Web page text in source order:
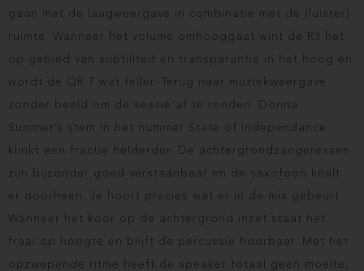
gaan met de laagweergave in combinatie met de (luister)
ruimte. Wanneer het volume omhooggaat wint de R3 het
op gebied van subtiliteit en transparantie in het hoog en
wordt de QR 7 wat feller. Terug naar muziekweergave
zonder beeld om de sessie af te ronden. Donna
Summer’s stem in het nummer State of Independance
klinkt een fractie helderder. De achtergrondzangeressen
zijn bijzonder goed verstaanbaar en de saxofoon knalt
er doorheen. Je hoort precies wat er in de mix gebeurt.
Wanneer het koor op de achtergrond inzet staat het
fraai op hoogte en blijft de percussie hoorbaar. Met het
opzwepende ritme heeft de speaker totaal geen moeite,